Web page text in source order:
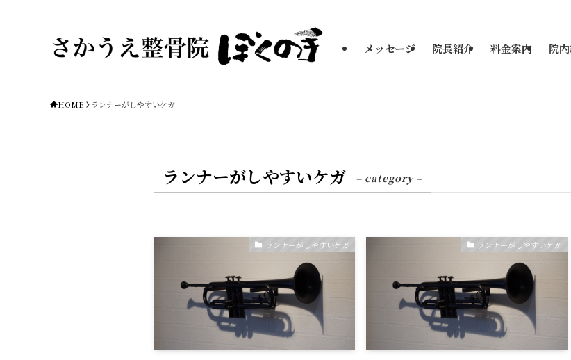
メッセージ 院長紹介 料金案内 院
HOME ランナーがしやすいケガ
ランナーがしやすいケガ – category –
ランナーがしやすいケガ ランナーがしやすいケガ